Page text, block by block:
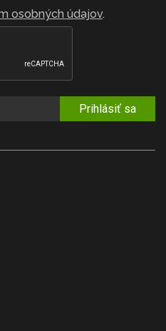
osobných údajov.
Prihlásiť sa